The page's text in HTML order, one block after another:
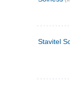
Stavitel